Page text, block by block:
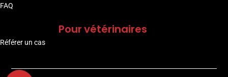
FAQ
Pour vétérinaires
Référer un cas